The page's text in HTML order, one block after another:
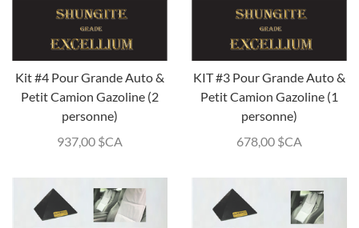
Kit #4 Pour Grande Auto &
Petit Camion Gazoline (2
personne)
937,00 $CA
KIT #3 Pour Grande Auto &
Petit Camion Gazoline (1
personne)
678,00 $CA